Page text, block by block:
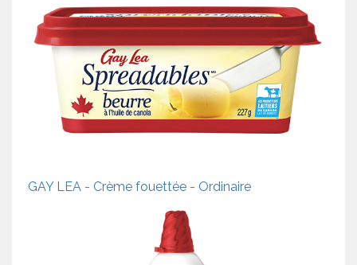
GAY LEA - Crème fouettée - Ordinaire